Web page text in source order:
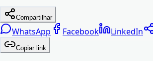
Compartilhar
WhatsApp Facebook LinkedIn
Copiar link